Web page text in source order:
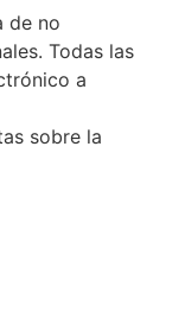
de no
Todas las
a
sobre la